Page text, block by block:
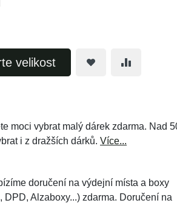
velikost
moci vybrat malý dárek zdarma. Nad
i z dražších dárků. Více...
doručení na výdejní místa a boxy
Alzaboxy...) zdarma. Doručení na